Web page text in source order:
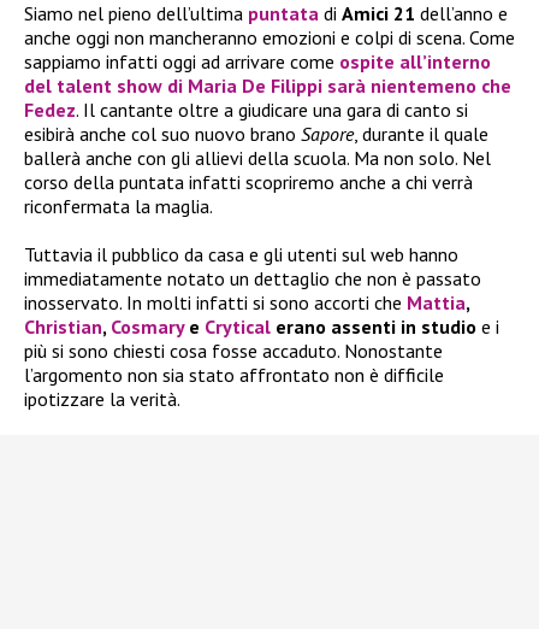
Siamo nel pieno dell’ultima puntata di Amici 21 dell’anno e
anche oggi non mancheranno emozioni e colpi di scena. Come
sappiamo infatti oggi ad arrivare come ospite all’interno
del talent show di Maria De Filippi sarà nientemeno che
Fedez. Il cantante oltre a giudicare una gara di canto si
esibirà anche col suo nuovo brano Sapore, durante il quale
ballerà anche con gli allievi della scuola. Ma non solo. Nel
corso della puntata infatti scopriremo anche a chi verrà
riconfermata la maglia.
Tuttavia il pubblico da casa e gli utenti sul web hanno
immediatamente notato un dettaglio che non è passato
inosservato. In molti infatti si sono accorti che Mattia,
Christian, Cosmarye Crytical erano assenti in studio e i
più si sono chiesti cosa fosse accaduto. Nonostante
l’argomento non sia stato affrontato non è difficile
ipotizzare la verità.